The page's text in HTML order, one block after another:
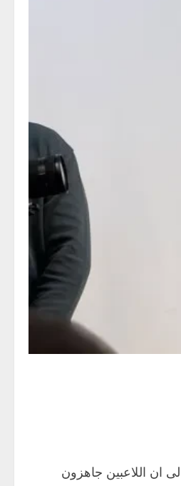
ان اللاعبين جاهزون